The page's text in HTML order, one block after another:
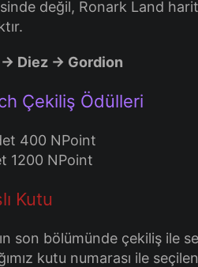
değil, Ronark Land
> Diez -> Gordion
Çekiliş Ödülleri
400 NPoint
1200 NPoint
Kutu
son bölümünde çekiliş ile
kutu numarası ile